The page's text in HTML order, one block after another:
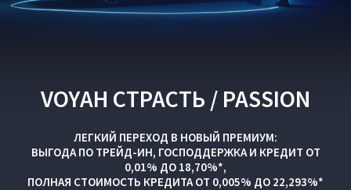
VOYAH СТРАСТЬ / PASSION
ЛЕГКИЙ ПЕРЕХОД В НОВЫЙ ПРЕМИУМ:
ВЫГОДА ПО ТРЕЙД-ИН, ГОСПОДДЕРЖКАИ КРЕДИТ ОТ
0,01% ДО 18,70%*,
ПОЛНАЯ СТОИМОСТЬ КРЕДИТА ОТ 0,005% ДО 22,293%*